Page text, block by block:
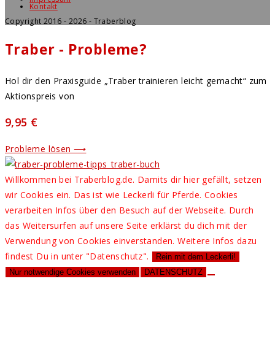
Kontakt
Copyright 2016 - 2026 - Traberblog
Traber - Probleme?
Hol dir den Praxisguide „Traber trainieren leicht gemacht“ zum
Aktionspreis von
9,95 €
Probleme lösen ⟶
Willkommen bei Traberblog.de. Damits dir hier gefällt, setzen
wir Cookies ein. Das ist wie Leckerli für Pferde. Cookies
verarbeiten Infos über den Besuch auf der Webseite. Durch
das Weitersurfen auf unsere Seite erklärst du dich mit der
Verwendung von Cookies einverstanden. Weitere Infos dazu
findest Du in unter "Datenschutz".
Rein mit dem Leckerli!
Nur notwendige Cookies verwenden
DATENSCHUTZ